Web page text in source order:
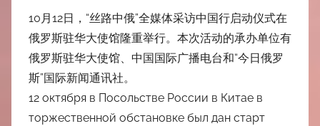
10月12日，“丝路中俄”全媒体采访中国行启动仪式在
俄罗斯驻华大使馆隆重举行。本次活动的承办单位有
俄罗斯驻华大使馆、中国国际广播电台和“今日俄罗
斯”国际新闻通讯社。
12 октября в Посольстве России в Китае в
торжественной обстановке был дан старт